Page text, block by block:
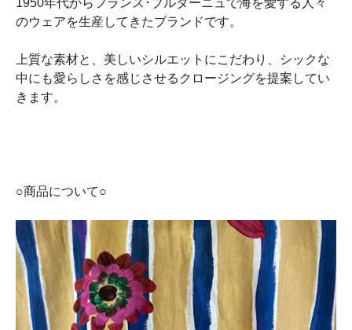
のウェアを生産してきたブランドです。
上質な素材と、美しいシルエットにこだわり、シックな
中にも愛らしさを感じさせるクロージングを提案してい
きます。
○商品について○